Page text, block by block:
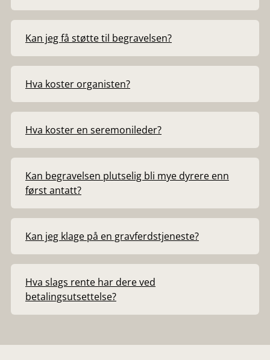
Kan jeg få støtte til begravelsen?
Hva koster organisten?
Hva koster en seremonileder?
Kan begravelsen plutselig bli mye dyrere enn
først antatt?
Kan jeg klage på en gravferdstjeneste?
Hva slags rente har dere ved
betalingsutsettelse?